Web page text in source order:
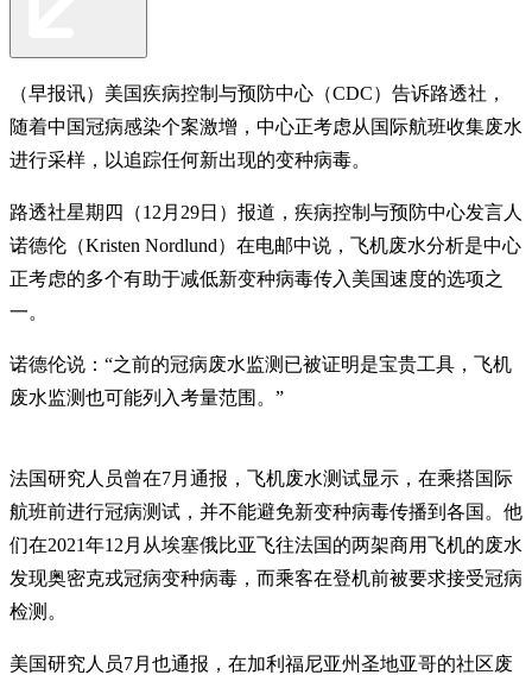
（早报讯）美国疾病控制与预防中心（CDC）告诉路透社，
随着中国冠病感染个案激增，中心正考虑从国际航班收集废水
进行采样，以追踪任何新出现的变种病毒。
路透社星期四（12月29日）报道，疾病控制与预防中心发言人
诺德伦（Kristen Nordlund）在电邮中说，飞机废水分析是中心
正考虑的多个有助于减低新变种病毒传入美国速度的选项之
一。
诺德伦说：“之前的冠病废水监测已被证明是宝贵工具，飞机
废水监测也可能列入考量范围。”
法国研究人员曾在7月通报，飞机废水测试显示，在乘搭国际
航班前进行冠病测试，并不能避免新变种病毒传播到各国。他
们在2021年12月从埃塞俄比亚飞往法国的两架商用飞机的废水
发现奥密克戎冠病变种病毒，而乘客在登机前被要求接受冠病
检测。
美国研究人员7月也通报，在加利福尼亚州圣地亚哥的社区废